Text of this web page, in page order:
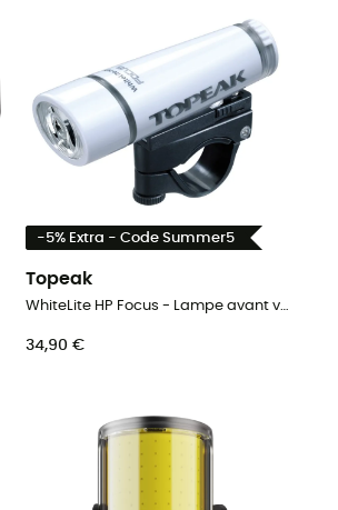
-5% Extra - Code Summer5
Topeak
WhiteLite HP Focus - Lampe avant vélo
34,90 €